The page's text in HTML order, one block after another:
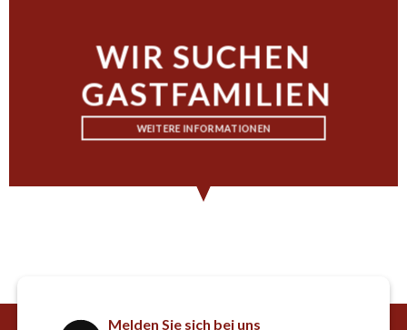
WIR SUCHEN
GASTFAMILIEN
WEITERE INFORMATIONEN
Melden Sie sich bei uns